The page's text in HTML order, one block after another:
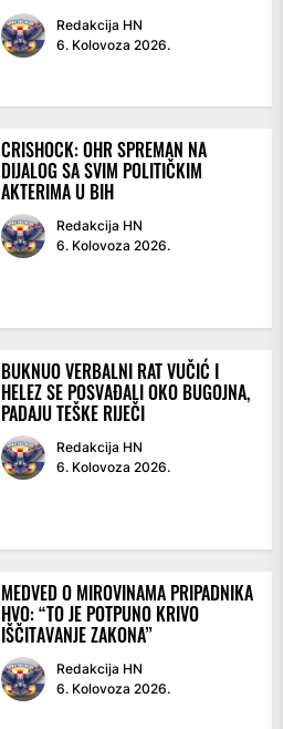
Redakcija HN
6. Kolovoza 2026.
CRISHOCK: OHR SPREMAN NA
DIJALOG SA SVIM POLITIČKIM
AKTERIMA U BIH
Redakcija HN
6. Kolovoza 2026.
BUKNUO VERBALNI RAT VUČIĆ I
HELEZ SE POSVAĐALI OKO BUGOJNA,
PADAJU TEŠKE RIJEČI
Redakcija HN
6. Kolovoza 2026.
MEDVED O MIROVINAMA PRIPADNIKA
HVO: “TO JE POTPUNO KRIVO
IŠČITAVANJE ZAKONA”
Redakcija HN
6. Kolovoza 2026.